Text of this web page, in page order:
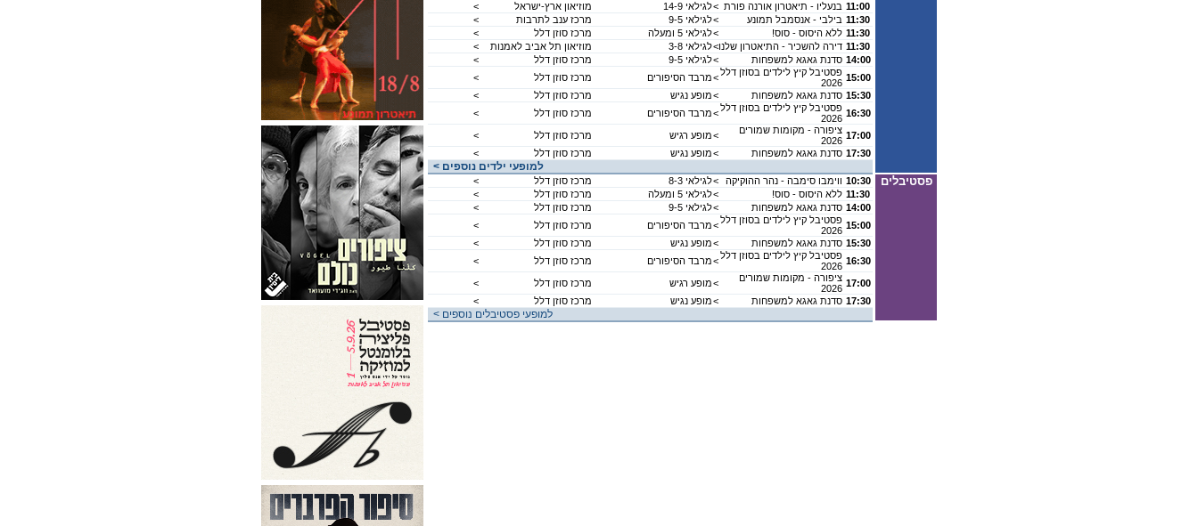
<
מוזיאון ארץ-ישראל לגילאי 14-9< בנעליו - תיאטרון אורנה פורת 11:00
<
מרכז ענב לתרבות לגילאי 9-5< בילבי - אנסמבל תמונע 11:30
<
מרכז סוזן דלל לגילאי 5 ומעלה< ללא היסוס - סוס! 11:30
<
מוזיאון תל אביב לאמנות לגילאי 3-8<דירה להשכיר - התיאטרון שלנו 11:30
<
מרכז סוזן דלל לגילאי 9-5< סדנת גאגא למשפחות 14:00
<
מרכז סוזן דלל מרבד הסיפורים<פסטיבל קיץ לילדים בסוזן דלל
2026 15:00
<
מרכז סוזן דלל מופע נגיש< סדנת גאגא למשפחות 15:30
<
מרכז סוזן דלל מרבד הסיפורים<פסטיבל קיץ לילדים בסוזן דלל
2026 16:30
< מרכז סוזן דלל מופע רגיש<
ציפורה - מקומות שמורים
2026 17:00
<
מרכז סוזן דלל מופע נגיש< סדנת גאגא למשפחות 17:30
< למופעי ילדים נוספים
< מרכז סוזן דלל לגילאי 8-3< ווימבו סימבה - נהר ההוקיקה 10:30 פסטיבלים
< מרכז סוזן דלל לגילאי 5 ומעלה< ללא היסוס - סוס! 11:30
<
מרכז סוזן דלל לגילאי 9-5< סדנת גאגא למשפחות 14:00
<
מרכז סוזן דלל מרבד הסיפורים<פסטיבל קיץ לילדים בסוזן דלל
2026 15:00
<
מרכז סוזן דלל מופע נגיש< סדנת גאגא למשפחות 15:30
<
מרכז סוזן דלל מרבד הסיפורים<פסטיבל קיץ לילדים בסוזן דלל
2026 16:30
< מרכז סוזן דלל מופע רגיש<
ציפורה - מקומות שמורים
2026 17:00
<
מרכז סוזן דלל מופע נגיש< סדנת גאגא למשפחות 17:30
< למופעי פסטיבלים נוספים